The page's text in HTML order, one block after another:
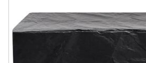
#sharemevidaxl